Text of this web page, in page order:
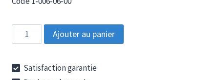
quantité
de
0
Ajouter au panier
Satisfaction garantie